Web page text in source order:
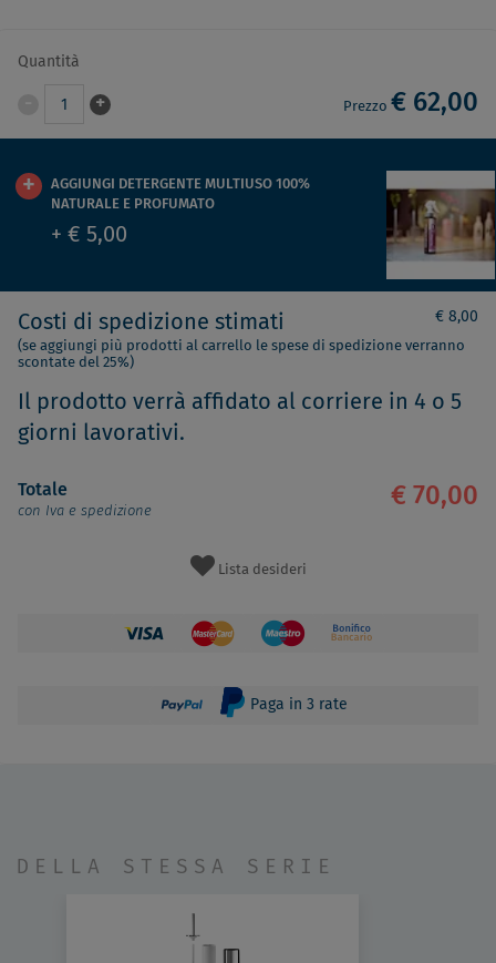
Quantità
1 + Prezzo € 62,00
AGGIUNGI DETERGENTE MULTIUSO 100%
NATURALE E PROFUMATO
+ € 5,00
Costi di spedizione stimati € 8,00
(se aggiungi più prodotti al carrello le spese di spedizione verranno
scontate del 25%)
Il prodotto verrà affidato al corriere in 4 o 5
giorni lavorativi.
Totale
con Iva e spedizione
€ 70,00
Lista desideri
Paga in 3 rate
DELLA STESSA SERIE